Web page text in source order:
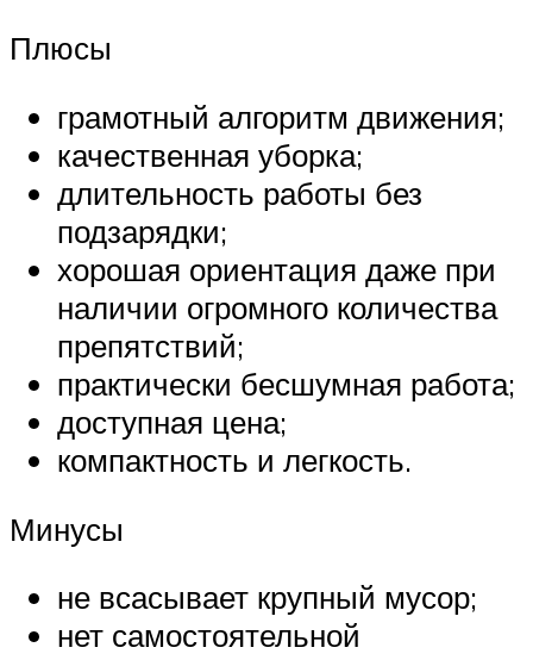
Плюсы
грамотный алгоритм движения;
качественная уборка;
длительность работы без
подзарядки;
хорошая ориентация даже при
наличии огромного количества
препятствий;
практически бесшумная работа;
доступная цена;
компактность и легкость.
Минусы
не всасывает крупный мусор;
нет самостоятельной